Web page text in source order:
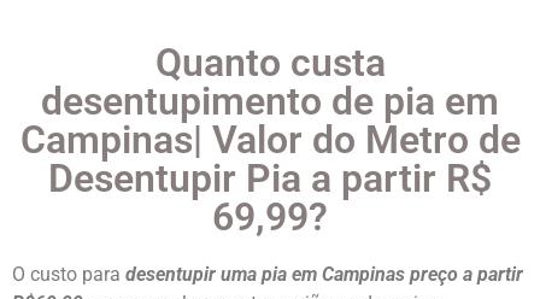
Quanto custa
desentupimento de pia em
Campinas| Valor do Metro de
Desentupir Pia a partir R$
69,99?
O custo para desentupir uma pia em Campinas preço a partir